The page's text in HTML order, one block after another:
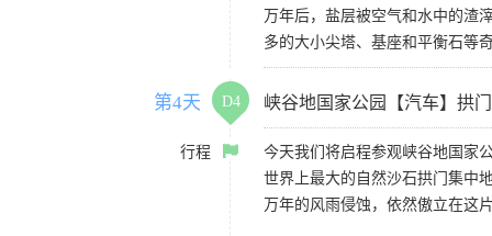
万年后，盐层被空气和水中的渣
多的大小尖塔、基座和平衡石等
第4天 D4 峡谷地国家公园【汽车】拱
行程
今天我们将启程参观峡谷地国家
世界上最大的自然沙石拱门集中
万年的风雨侵蚀，依然傲立在这